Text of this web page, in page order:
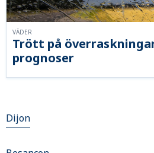
Trött på
prognoser
VÄDER
Dijon